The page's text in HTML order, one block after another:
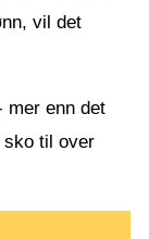
vil det
mer enn det
sko til over